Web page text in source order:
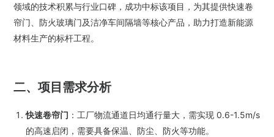
领域的技术积累与行业口碑，成功中标该项目，为其提供快速卷
帘门、防火玻璃门及洁净车间隔墙等核心产品，助力打造新能源
材料生产的标杆工程。
二、项目需求分析
快速卷帘门 ：工厂物流通道日均通行量大，需实现 0.6-1.5m/s
的高速启闭，需要具备保温、防尘、防火等功能。